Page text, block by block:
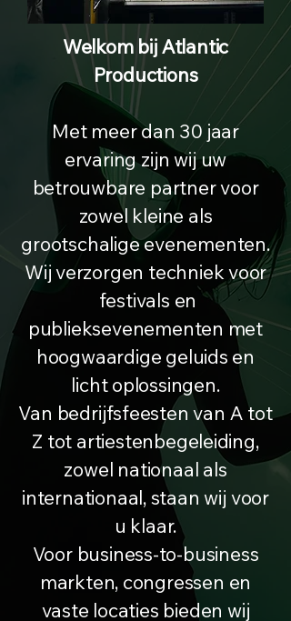
Welkom bij Atlantic
Productions
Met meer dan 30 jaar
ervaring zijn wij uw
betrouwbare partner voor
zowel kleine als
grootschalige evenementen.
Wij verzorgen techniek voor
festivals en
publieksevenementen met
hoogwaardige geluids en
licht oplossingen.
Van bedrijfsfeesten van A tot
Z tot artiestenbegeleiding,
zowel nationaal als
internationaal, staan wij voor
u klaar.
Voor business-to-business
markten, congressen en
vaste locaties bieden wij